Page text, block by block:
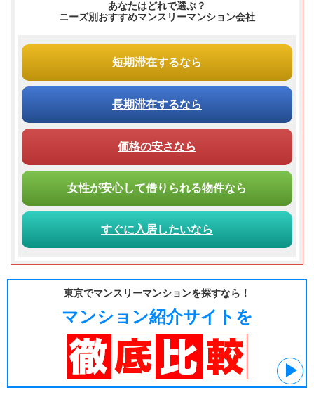
あなたはどれで選ぶ？
ニーズ別おすすめマンスリーマンション会社
短期滞在するなら
長期滞在するなら
価格の安さなら
女性が安心して借りられる物件なら
すぐに入居したいなら
東京でマンスリーマンションを探すなら！
マンション紹介サイトを